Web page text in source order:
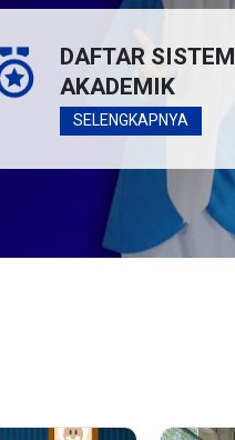
DAFTAR SISTEM
AKADEMIK
SELENGKAPNYA